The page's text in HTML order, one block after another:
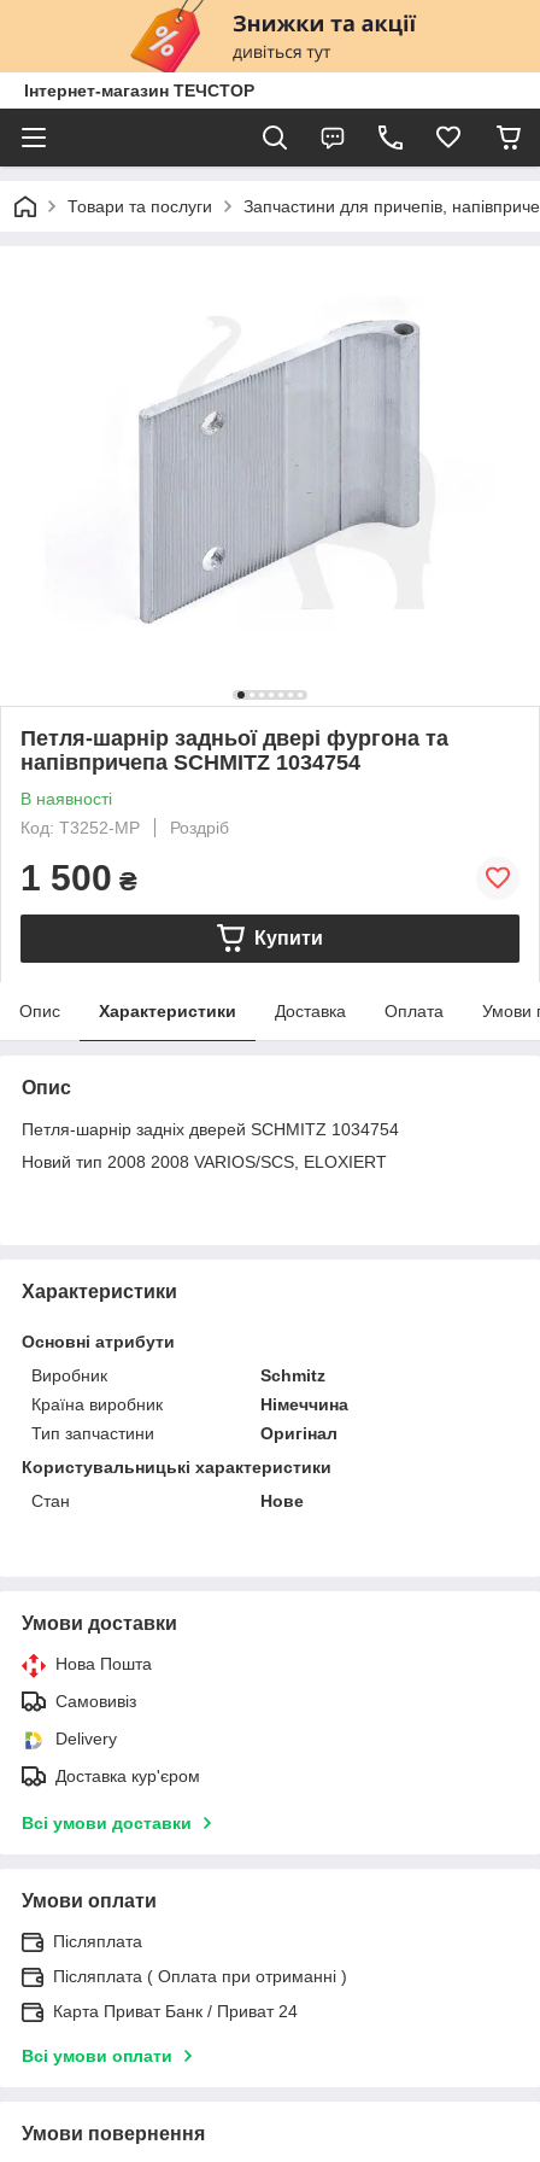
Інтернет-магазин ТЕЧСТОР
Товари та послуги Запчастини для причепів,
Петля-шарнір задньої двері фургона та
напівпричепа SCHMITZ 1034754
В наявності
Код: T3252-MP
Роздріб
1 500 ₴
Купити
Опис Характеристики Доставка Оплата Умови
Опис
Петля-шарнір задніх дверей SCHMITZ 1034754
Новий тип 2008 2008 VARIOS/SCS, ELOXIERT
Характеристики
Основні атрибути
Виробник
Schmitz
Країна виробник
Німеччина
Тип запчастини
Оригінал
Користувальницькі характеристики
Стан
Нове
Умови доставки
Нова Пошта
Самовивіз
Delivery
Доставка кур'єром
Всі умови доставки
Умови оплати
Післяплата
Післяплата ( Оплата при отриманні )
Карта Приват Банк / Приват 24
Всі умови оплати
Умови повернення